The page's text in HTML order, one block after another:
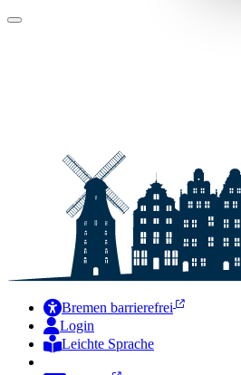
Bremen barrierefrei
Login
Leichte Sprache